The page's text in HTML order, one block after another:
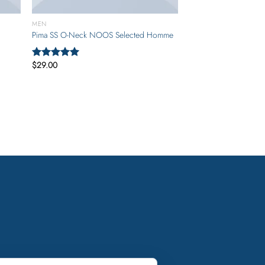
MEN
Pima SS O-Neck NOOS Selected Homme
Valorado
$29.00